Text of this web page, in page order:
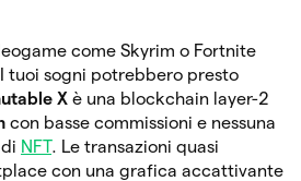
come Skyrim o Fortnite
tuoi sogni potrebbero presto
X è una blockchain layer-2
con basse commissioni e nessuna
NFT. Le transazioni quasi
con una grafica accattivante